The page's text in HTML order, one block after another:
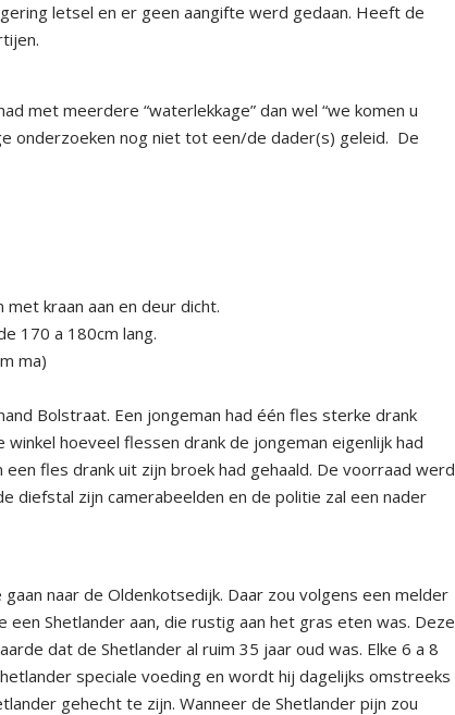
letsel en er geen aangifte werd gedaan. Heeft de
met meerdere “waterlekkage” dan wel “we komen u
onderzoeken nog niet tot een/de dader(s) geleid. De
kraan aan en deur dicht.
170 a 180cm lang.
ma)
Bolstraat. Een jongeman had één fles sterke drank
hoeveel flessen drank de jongeman eigenlijk had
fles drank uit zijn broek had gehaald. De voorraad werd
diefstal zijn camerabeelden en de politie zal een nader
naar de Oldenkotsedijk. Daar zou volgens een melder
Shetlander aan, die rustig aan het gras eten was. Deze
dat de Shetlander al ruim 35 jaar oud was. Elke 6 a 8
speciale voeding en wordt hij dagelijks omstreeks
gehecht te zijn. Wanneer de Shetlander pijn zou